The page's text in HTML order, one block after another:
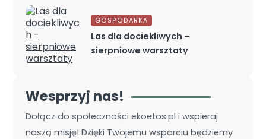
GOSPODARKA
Las dla dociekliwych –
sierpniowe warsztaty
Wesprzyj nas!
Dołącz do społeczności ekoetos.pl i wspieraj
naszą misję! Dzięki Twojemu wsparciu będziemy